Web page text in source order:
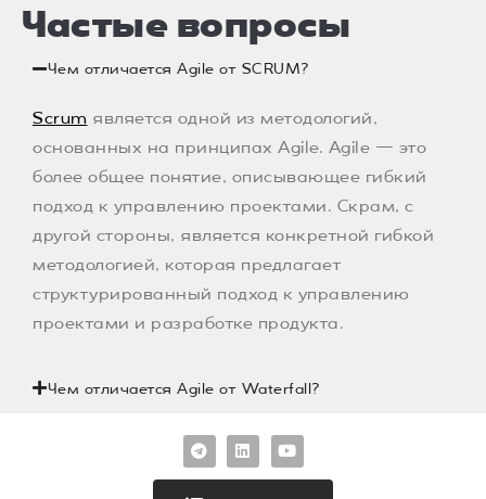
Частые вопросы
Чем отличается Agile от SCRUM?
Scrum является одной из методологий,
основанных на принципах Agile. Agile — это
более общее понятие, описывающее гибкий
подход к управлению проектами. Скрам, с
другой стороны, является конкретной гибкой
методологией, которая предлагает
структурированный подход к управлению
проектами и разработке продукта.
Чем отличается Agile от Waterfall?